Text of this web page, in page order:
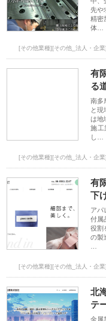
先や
精密
体…
[その他業種][その他_法人・企業]
有
る
南多
と現
は地
施工
し…
[その他業種][その他_法人・企業]
有
下
アパ
付属
役割
の製
[その他業種][その他_法人・企業]
北
テ
金属